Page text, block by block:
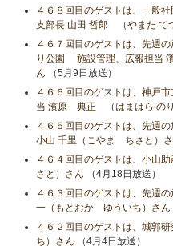
４６８回目のゲストは、一般
支部長 山田 哲郎 （やまだ て
４６７回目のゲストは、先週
り公園 施設管理、広報担当
ん （5月9日放送）
４６６回目のゲストは、神戸
当 濱原 典正 （はまはら の
４６５回目のゲストは、先週
小山​ 千里（こやま ちさと）
４６４回目のゲストは、小
さと）さん （4月18日放送）
４６３回目のゲストは、先週
一（もとおか ゆういち）さん
４６２回目のゲストは、城郭
ち）さん （4月4日放送）